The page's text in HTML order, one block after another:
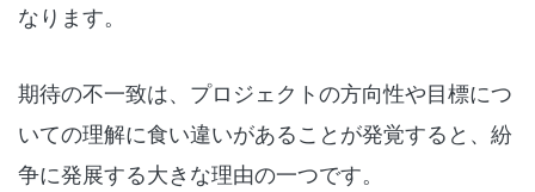
なります。
期待の不一致は、プロジェクトの方向性や目標につ
いての理解に食い違いがあることが発覚すると、紛
争に発展する大きな理由の一つです。